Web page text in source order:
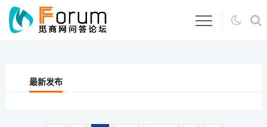
最新发布